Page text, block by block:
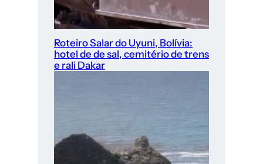
Roteiro Salar do Uyuni, Bolívia:
hotel de de sal, cemitério de trens
e rali Dakar